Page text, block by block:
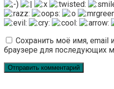
Сохранить моё имя, email
браузере для последующих